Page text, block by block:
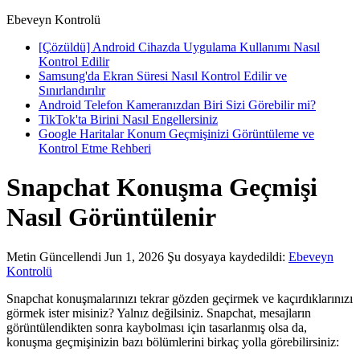
Ebeveyn Kontrolü
[Çözüldü] Android Cihazda Uygulama Kullanımı Nasıl
Kontrol Edilir
Samsung'da Ekran Süresi Nasıl Kontrol Edilir ve
Sınırlandırılır
Android Telefon Kameranızdan Biri Sizi Görebilir mi?
TikTok'ta Birini Nasıl Engellersiniz
Google Haritalar Konum Geçmişinizi Görüntüleme ve
Kontrol Etme Rehberi
Snapchat Konuşma Geçmişi
Nasıl Görüntülenir
Metin Güncellendi Jun 1, 2026 Şu dosyaya kaydedildi: Ebeveyn
Kontrolü
Snapchat konuşmalarınızı tekrar gözden geçirmek ve kaçırdıklarınızı
görmek ister misiniz? Yalnız değilsiniz. Snapchat, mesajların
görüntülendikten sonra kaybolması için tasarlanmış olsa da,
konuşma geçmişinizin bazı bölümlerini birkaç yolla görebilirsiniz: